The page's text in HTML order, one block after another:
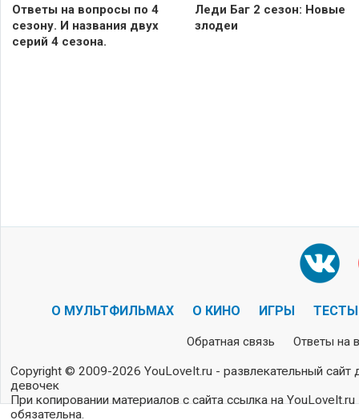
Ответы на вопросы по 4
сезону. И названия двух
серий 4 сезона.
Леди Баг 2 сезон: Новые
злодеи
О МУЛЬТФИЛЬМАХ О КИНО ИГРЫ ТЕСТЫ
Обратная связь Ответы на
Copyright © 2009-2026 YouLoveIt.ru - развлекательный сайт
девочек
При копировании материалов с сайта ссылка на YouLoveIt.ru
обязательна.